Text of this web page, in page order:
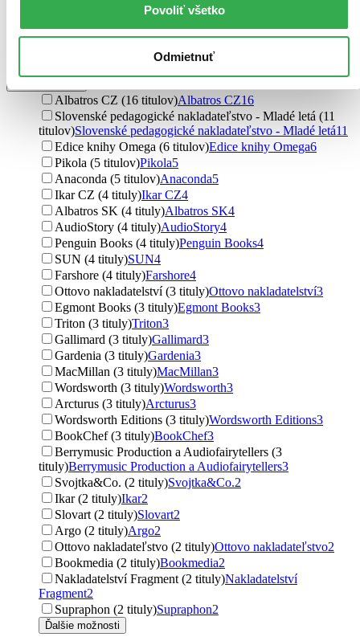
Povoliť všetko
Odmietnuť
Václav Budinský (1 titul)Václav Budinský
Monika Le Fay (1 titul)Monika Le Fay1
Albatros CZ (16 titulov)Albatros CZ16
Slovenské pedagogické nakladateľstvo - Mladé letá (11
titulov)Slovenské pedagogické nakladateľstvo - Mladé letá11
Edice knihy Omega (6 titulov)Edice knihy Omega6
Pikola (5 titulov)Pikola5
Anaconda (5 titulov)Anaconda5
Ikar CZ (4 tituly)Ikar CZ4
Albatros SK (4 tituly)Albatros SK4
AudioStory (4 tituly)AudioStory4
Penguin Books (4 tituly)Penguin Books4
SUN (4 tituly)SUN4
Farshore (4 tituly)Farshore4
Ottovo nakladatelství (3 tituly)Ottovo nakladatelství3
Egmont Books (3 tituly)Egmont Books3
Triton (3 tituly)Triton3
Gallimard (3 tituly)Gallimard3
Gardenia (3 tituly)Gardenia3
MacMillan (3 tituly)MacMillan3
Wordsworth (3 tituly)Wordsworth3
Arcturus (3 tituly)Arcturus3
Wordsworth Editions (3 tituly)Wordsworth Editions3
BookChef (3 tituly)BookChef3
Berrymusic Production a Audiofairytellers (3
tituly)Berrymusic Production a Audiofairytellers3
Svojtka&Co. (2 tituly)Svojtka&Co.2
Ikar (2 tituly)Ikar2
Slovart (2 tituly)Slovart2
Argo (2 tituly)Argo2
Ottovo nakladateľstvo (2 tituly)Ottovo nakladateľstvo2
Bookmedia (2 tituly)Bookmedia2
Nakladatelství Fragment (2 tituly)Nakladatelství
Fragment2
Supraphon (2 tituly)Supraphon2
Ďalšie možnosti